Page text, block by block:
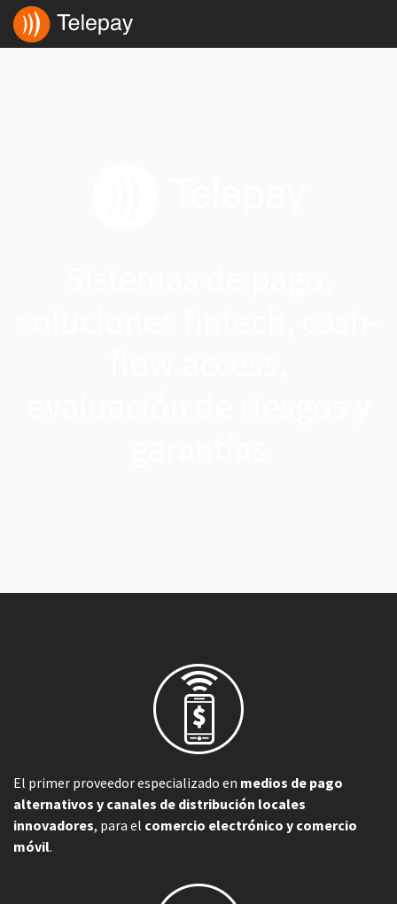
El primer proveedor especializado en medios de pago
alternativos y canales de distribución locales
innovadores, para el comercio electrónico y comercio
móvil.